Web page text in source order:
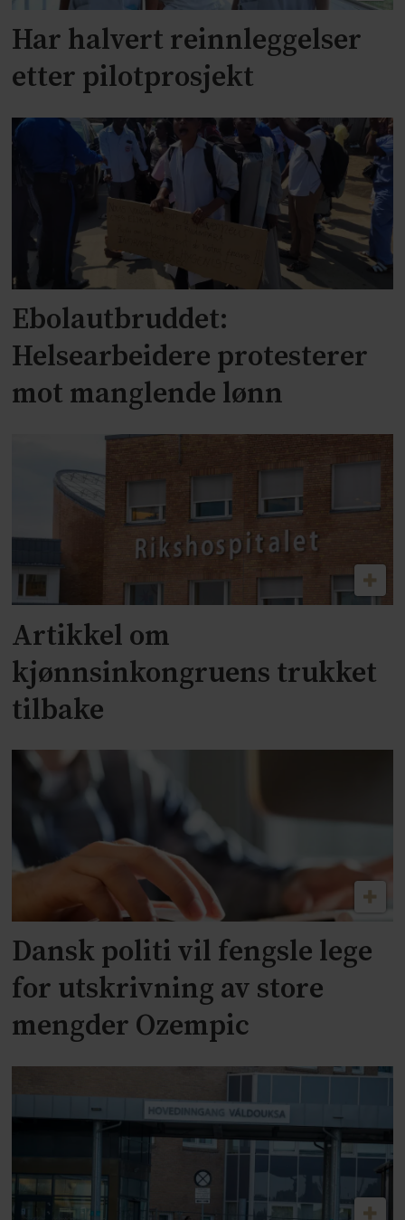
Har halvert reinnleggelser
etter pilotprosjekt
Ebolautbruddet:
Helsearbeidere protesterer
mot manglende lønn
Artikkel om
kjønnsinkongruens trukket
tilbake
Dansk politi vil fengsle lege
for utskrivning av store
mengder Ozempic